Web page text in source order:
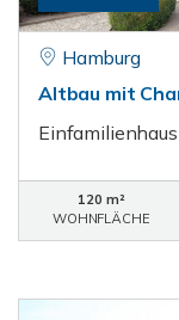
Hamburg
Altbau mit
Einfamilienhaus
120 m²
WOHNFLÄCHE